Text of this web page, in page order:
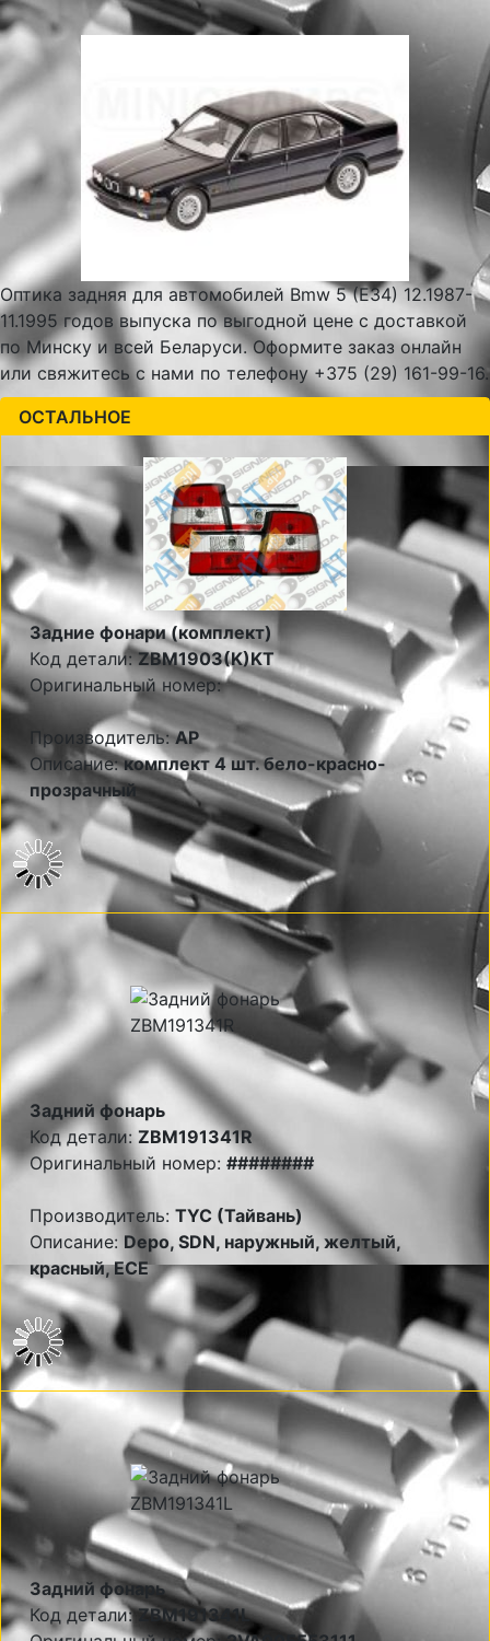
Оптика задняя для автомобилей Bmw 5 (E34) 12.1987-
11.1995 годов выпуска по выгодной цене с доставкой
по Минску и всей Беларуси. Оформите заказ онлайн
или свяжитесь с нами по телефону +375 (29) 161-99-16.
ОСТАЛЬНОЕ
Задние фонари (комплект)
Код детали:ZBM1903(K)KT
Оригинальный номер:
Производитель:AP
Описание:комплект 4 шт. бело-красно-
прозрачный
Задний фонарь
Код детали: ZBM191341R
Оригинальный номер: ########
Производитель: TYC (Тайвань)
Описание: Depo, SDN, наружный, желтый,
красный, ECE
Задний фонарь
Код детали:ZBM191341L